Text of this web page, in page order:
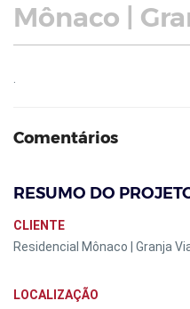
Mônaco |
Comentários
RESUMO DO
CLIENTE
Residencial Mônaco | Granja
LOCALIZAÇÃO